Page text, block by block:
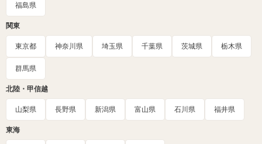
福島県
関東
東京都 神奈川県 埼玉県 千葉県 茨城県 栃木県
群馬県
北陸・甲信越
山梨県 長野県 新潟県 富山県 石川県 福井県
東海